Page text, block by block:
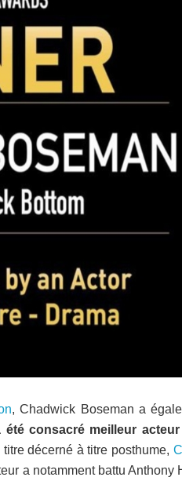
, Chadwick Boseman a
été consacré meilleur
décerné à titre posthume,
a notamment battu